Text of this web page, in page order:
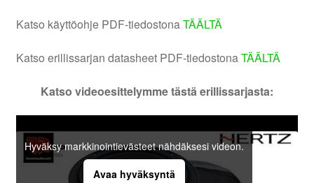
Katso käyttöohje PDF-tiedostonaTÄÄLTÄ
Katso erillissarjan datasheet PDF-tiedostonaTÄÄLTÄ
Katso videoesittelymme tästä erillissarjasta:
Hyväksy markkinointievästeet nähdäksesi videon.
Avaa hyväksyntä